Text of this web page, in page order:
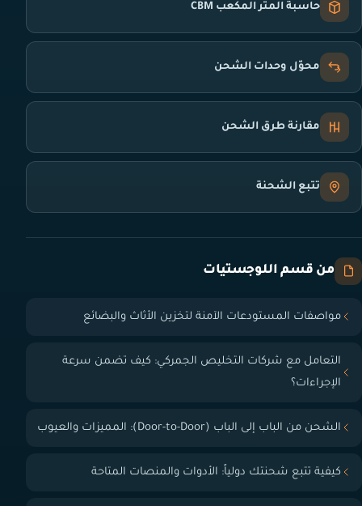
حاسبة المتر المكعب CBM
محوّل وحدات الشحن
مقارنة طرق الشحن
تتبع الشحنة
من قسم اللوجستيات
مواصفات المستودعات الآمنة لتخزين الأثاث والبضائع
التعامل مع شركات التخليص الجمركي: كيف تضمن سرعة
الإجراءات؟
الشحن من الباب إلى الباب (Door-to-Door): المميزات والعيوب
كيفية تتبع شحنتك دولياً: الأدوات والمنصات المتاحة